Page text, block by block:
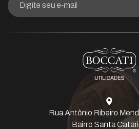
Rua Antônio Ribeiro
Bairro Santa